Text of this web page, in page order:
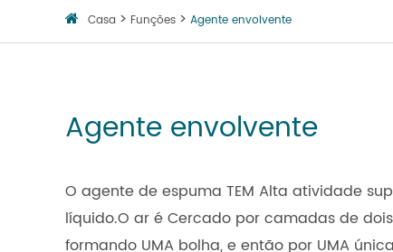
Casa Funções Agente envolvente
Agente envolvente
O agente de espuma TEM Alta atividade
líquido.O ar é Cercado por camadas de
formando UMA bolha, e então por UMA